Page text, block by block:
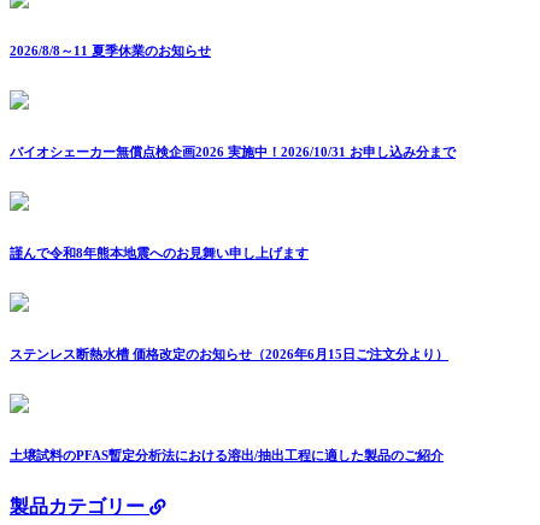
2026/8/8～11 夏季休業のお知らせ
バイオシェーカー無償点検企画2026 実施中！2026/10/31 お申し込み分まで
謹んで令和8年熊本地震へのお見舞い申し上げます
ステンレス断熱水槽 価格改定のお知らせ（2026年6月15日ご注文分より）
土壌試料のPFAS暫定分析法における溶出/抽出工程に適した製品のご紹介
製品カテゴリー